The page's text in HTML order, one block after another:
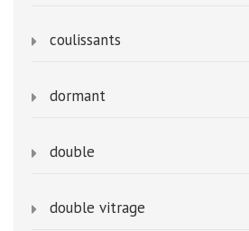
coulissants
dormant
double
double vitrage